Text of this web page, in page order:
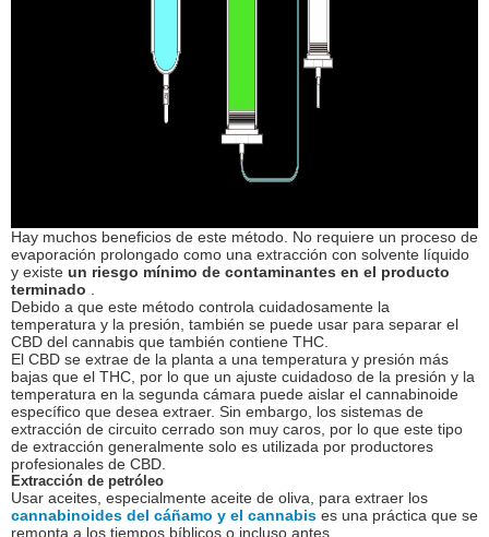
Hay muchos beneficios de este método. No requiere un proceso de
evaporación prolongado como una extracción con solvente líquido
y existe un riesgo mínimo de contaminantes en el producto
terminado
Debido a que este método controla cuidadosamente la
temperatura y la presión, también se puede usar para separar el
CBD del cannabis que también contiene THC.
El CBD se extrae de la planta a una temperatura y presión más
bajas que el THC, por lo que un ajuste cuidadoso de la presión y la
temperatura en la segunda cámara puede aislar el cannabinoide
específico que desea extraer. Sin embargo, los sistemas de
extracción de circuito cerrado son muy caros, por lo que este tipo
de extracción generalmente solo es utilizada por productores
profesionales de CBD.
Extracción de petróleo
Usar aceites, especialmente aceite de oliva, para extraer los
cannabinoides del cáñamo y el cannabis es una práctica que se
remonta a los tiempos bíblicos o incluso antes.